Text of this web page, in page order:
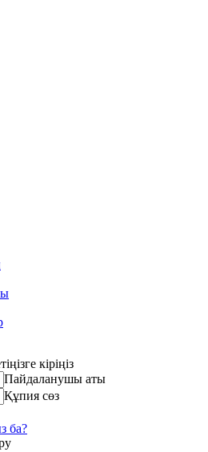
кіріңіз
Пайдаланушы аты
Құпия сөз
ба?